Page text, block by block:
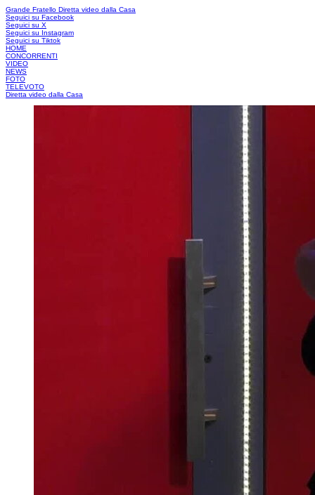
Grande Fratello Diretta video dalla Casa
Seguici su Facebook
Seguici su X
Seguici su Instagram
Seguici su Tiktok
HOME
CONCORRENTI
VIDEO
NEWS
FOTO
TELEVOTO
Diretta video dalla Casa